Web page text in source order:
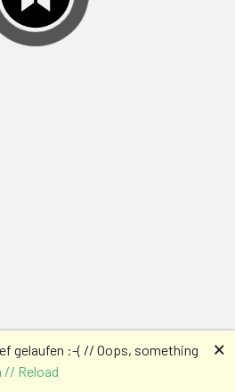
gelaufen :-( // Oops, something
// Reload
🗙